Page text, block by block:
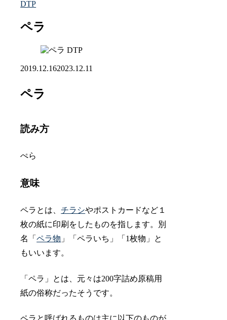
DTP
ペラ
DTP
2019.12.162023.12.11
ペラ
読み方
ぺら
意味
ペラとは、チラシやポストカードなど１
枚の紙に印刷をしたものを指します。別
名「ペラ物 」「ペラいち」「1枚物」と
もいいます。
「ペラ」とは、元々は200字詰め原稿用
紙の俗称だったそうです。